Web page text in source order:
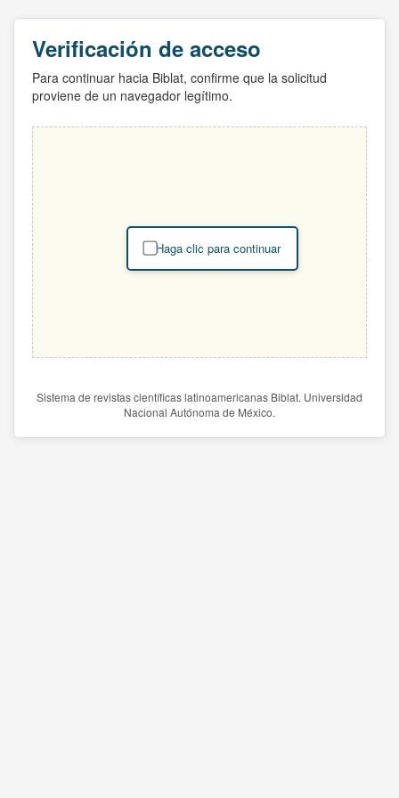
Verificación de acceso
Para continuar hacia Biblat, confirme que la solicitud
proviene de un navegador legítimo.
Haga clic para continuar
Sistema de revistas científicas latinoamericanas Biblat. Universidad
Nacional Autónoma de México.